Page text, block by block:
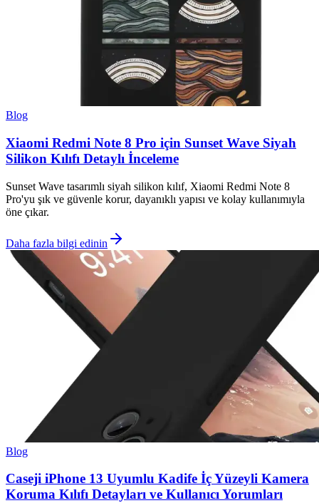
Blog
Xiaomi Redmi Note 8 Pro için Sunset Wave Siyah
Silikon Kılıfı Detaylı İnceleme
Sunset Wave tasarımlı siyah silikon kılıf, Xiaomi Redmi Note 8
Pro'yu şık ve güvenle korur, dayanıklı yapısı ve kolay kullanımıyla
öne çıkar.
Daha fazla bilgi edinin
Blog
Caseji iPhone 13 Uyumlu Kadife İç Yüzeyli Kamera
Koruma Kılıfı Detayları ve Kullanıcı Yorumları